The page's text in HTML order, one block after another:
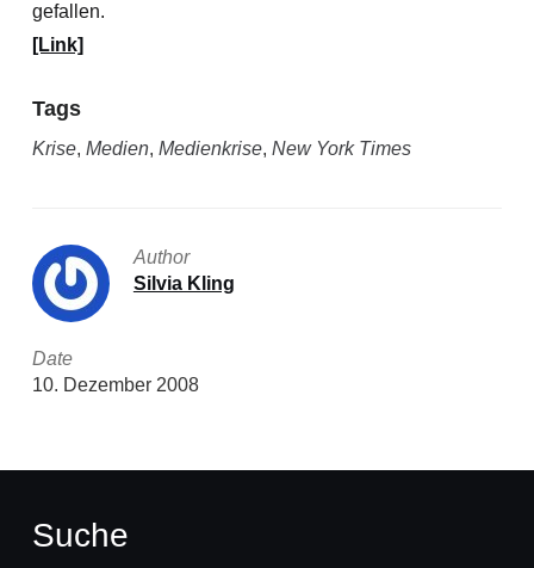
gefallen.
[Link]
Tags
Krise, Medien, Medienkrise, New York Times
Author
Silvia Kling
Date
10. Dezember 2008
Suche